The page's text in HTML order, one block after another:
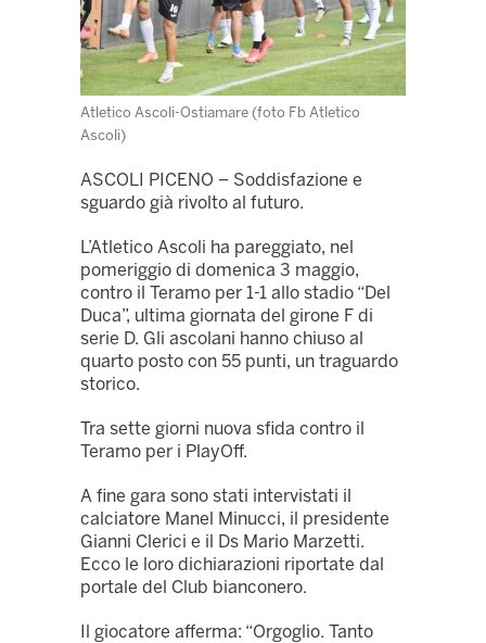
Atletico Ascoli-Ostiamare (foto Fb Atletico
Ascoli)
ASCOLI PICENO – Soddisfazione e
sguardo già rivolto al futuro.
L’Atletico Ascoli ha pareggiato, nel
pomeriggio di domenica 3 maggio,
contro il Teramo per 1-1 allo stadio “Del
Duca”, ultima giornata del girone F di
serie D. Gli ascolani hanno chiuso al
quarto posto con 55 punti, un traguardo
storico.
Tra sette giorni nuova sfida contro il
Teramo per i PlayOff.
A fine gara sono stati intervistati il
calciatore Manel Minucci, il presidente
Gianni Clerici e il Ds Mario Marzetti.
Ecco le loro dichiarazioni riportate dal
portale del Club bianconero.
Il giocatore afferma: “Orgoglio. Tanto